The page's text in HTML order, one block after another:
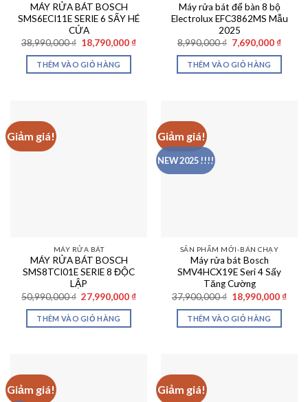
MÁY RỬA BÁT BOSCH
SMS6ECI11E SERIE 6 SẤY HÉ
CỬA
38,990,000₫ Giá
gốc
là:
38,990,000 ₫.
18,790,000 ₫Giá
THÊM VÀO GIỎ HÀNG
Máy rửa bát để bàn 8 bộ
Electrolux EFC3862MS Mẫu
2025
8,990,000₫ Giá
gốc
là:
8,990,000 ₫.
7,690,000 ₫Giá
THÊM VÀO GIỎ HÀNG
Giảm giá!
MÁY RỬA BÁT
MÁY RỬA BÁT BOSCH
SMS8TCI01E SERIE 8 ĐỘC
LẬP
50,990,000₫ Giá
gốc
là:
50,990,000 ₫.
27,990,000 ₫Giá
THÊM VÀO GIỎ HÀNG
Giảm giá!
NEW 2025 !!!!
SẢN PHẨM MỚI-BÁN CHẠY
Máy rửa bát Bosch
SMV4HCX19E Seri 4 Sấy
Tăng Cường
37,900,000₫ Giá
gốc
là:
37,900,000 ₫.
18,990,000 ₫Giá
THÊM VÀO GIỎ HÀNG
Giảm giá! Giảm giá!